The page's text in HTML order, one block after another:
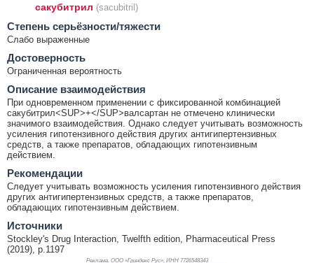
сакубитрил (sacubitril)
Cтепень серьёзности/тяжести
Слабо выраженные
Достоверность
Ограниченная вероятность
Описание взаимодействия
При одновременном применении с фиксированной комбинацией
сакубитрил<SUP>+</SUP>валсартан не отмечено клинически
значимого взаимодействия. Однако следует учитывать возможность
усиления гипотензивного действия других антигипертензивных
средств, а также препаратов, обладающих гипотензивным
действием.
Рекомендации
Следует учитывать возможность усиления гипотензивного действия
других антигипертензивных средств, а также препаратов,
обладающих гипотензивным действием.
Источники
Stockley's Drug Interaction, Twelfth edition, Pharmaceutical Press
(2019), p.1197
Реклама. ООО «Гриндекс Рус», ИНН 7726548343